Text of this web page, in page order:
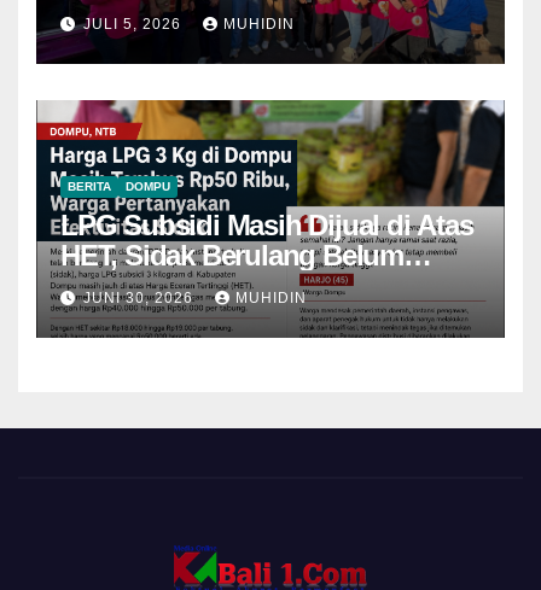
JULI 5, 2026 MUHIDIN
BERITA DOMPU
LPG Subsidi Masih Dijual di Atas
HET, Sidak Berulang Belum
Mampu Menekan Harga
JUNI 30, 2026 MUHIDIN